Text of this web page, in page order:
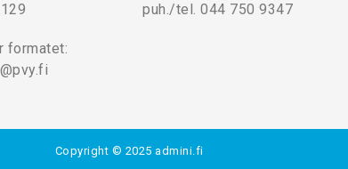
formatet:
puh./tel. 044 750 9347
Copyright © 2025 admini.fi